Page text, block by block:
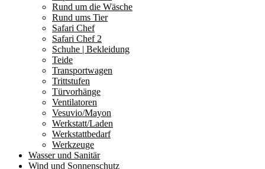
Rund um die Wäsche
Rund ums Tier
Safari Chef
Safari Chef 2
Schuhe | Bekleidung
Teide
Transportwagen
Trittstufen
Türvorhänge
Ventilatoren
Vesuvio/Mayon
Werkstatt/Laden
Werkstattbedarf
Werkzeuge
Wasser und Sanitär
Wind und Sonnenschutz